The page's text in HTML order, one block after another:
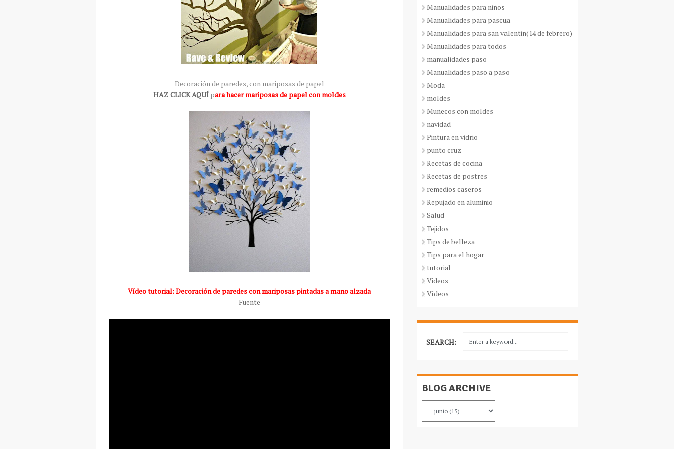
Decoración de paredes, con mariposas de papel
HAZ CLICK AQUÍ para hacer mariposas de papel con moldes
Vídeo tutorial: Decoración de paredes con mariposas pintadas a mano alzada
Fuente
Manualidades para niños
Manualidades para pascua
Manualidades para san valentin(14 de febrero)
Manualidades para todos
manualidades paso
Manualidades paso a paso
Moda
moldes
Muñecos con moldes
navidad
Pintura en vidrio
punto cruz
Recetas de cocina
Recetas de postres
remedios caseros
Repujado en aluminio
Salud
Tejidos
Tips de belleza
Tips para el hogar
tutorial
Videos
Vídeos
SEARCH:
BLOG ARCHIVE